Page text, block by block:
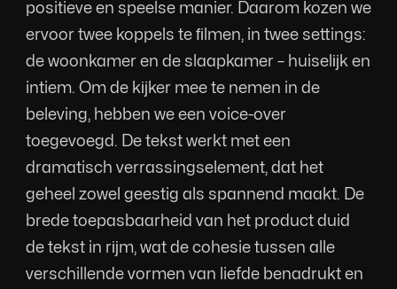
positieve en speelse manier. Daarom kozen we
ervoor twee koppels te ﬁlmen, in twee settings:
de woonkamer en de slaapkamer – huiselĳk en
intiem. Om de kĳker mee te nemen in de
beleving, hebben we een voice-over
toegevoegd. De tekst werkt met een
dramatisch verrassingselement, dat het
geheel zowel geestig als spannend maakt. De
brede toepasbaarheid van het product duid
de tekst in rĳm, wat de cohesie tussen alle
verschillende vormen van liefde benadrukt en